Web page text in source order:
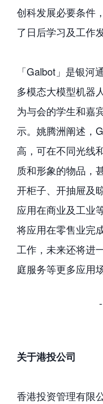
创科发展必要条件
了日后学习及工作
「Galbot」是银河
多模态大模型机器
为与会的学生和嘉
示。姚腾洲阐述，
高，可在不同光线
质和形象的物品，
开柜子、开抽屉及
应用在商业及工业
将应用在零售业完
工作，未来还将进
庭服务等更多应用
关于港投公司
香港投资管理有限